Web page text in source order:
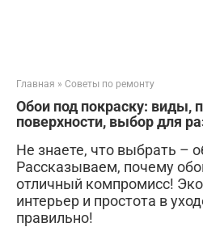
Главная » Советы по ремонту
Обои под покраску: виды,
поверхности, выбор для
Не знаете, что выбрать –
Рассказываем, почему
отличный компромисс!
интерьер и простота в
правильно!